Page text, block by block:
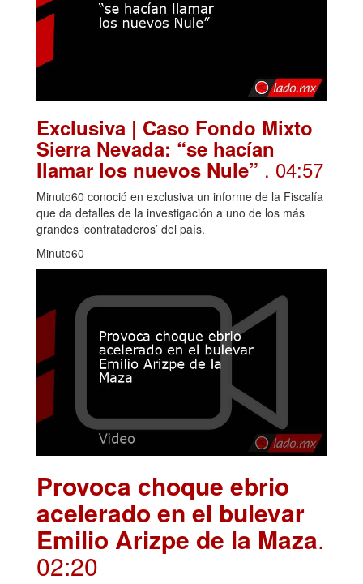
Exclusiva | Caso Fondo Mixto
Sierra Nevada: “se hacían
llamar los nuevos Nule” . 04:57
Minuto60 conoció en exclusiva un informe de la Fiscalía
que da detalles de la investigación a uno de los más
grandes ‘contrataderos’ del país.
Minuto60
Provoca choque ebrio
acelerado en el bulevar
Emilio Arizpe de la Maza.
02:20